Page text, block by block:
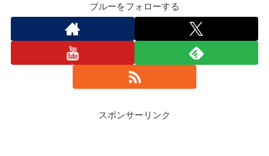
ブルーをフォローする
スポンサーリンク